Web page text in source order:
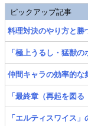
ピックアップ記事
料理対決のやり方と勝
「極上うるし・猛獣
仲間キャラの効率的な
「最終章（再起を図
「エルティスワイス